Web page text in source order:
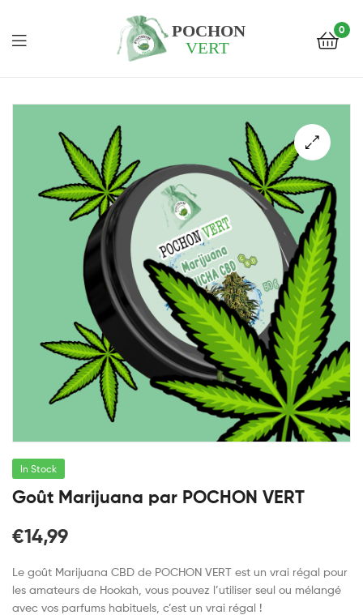
0
In Stock
Goût Marijuana par POCHON VERT
€14,99
Le goût Marijuana CBD de POCHON VERT est un vrai régal pour
les amateurs de Hookah, vous pouvez l’utiliser seul ou mélangé
avec vos parfums habituels, c’est un vrai régal !